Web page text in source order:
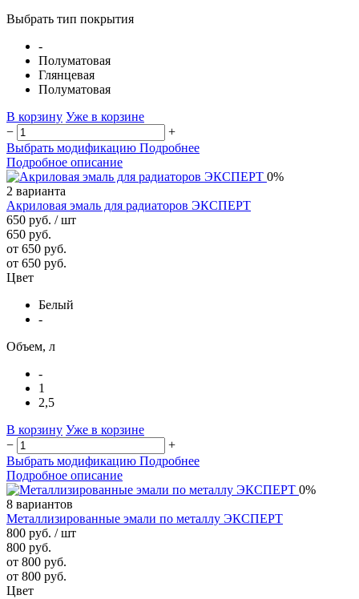
Выбрать тип покрытия
-
Полуматовая
Глянцевая
Полуматовая
В корзину Уже в корзине
−
+
Выбрать модификацию Подробнее
Подробное описание
0%
2 варианта
Акриловая эмаль для радиаторов ЭКСПЕРТ
650 руб. / шт
650 руб.
от 650 руб.
от 650 руб.
Цвет
Белый
-
Объем, л
-
1
2,5
В корзину Уже в корзине
−
+
Выбрать модификацию Подробнее
Подробное описание
0%
8 вариантов
Металлизированные эмали по металлу ЭКСПЕРТ
800 руб. / шт
800 руб.
от 800 руб.
от 800 руб.
Цвет